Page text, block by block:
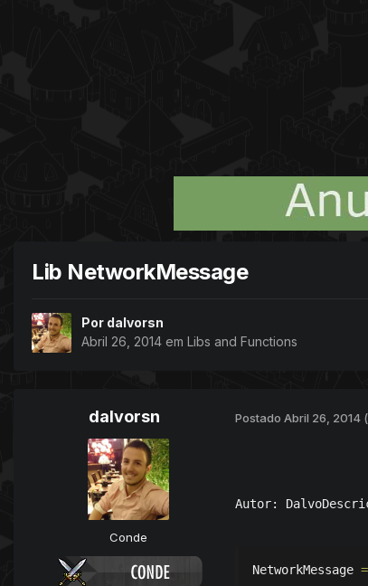
Lib NetworkMessage
Por dalvorsn
Abril 26, 2014 em Libs and Functions
dalvorsn
Conde
Postado Abril 26, 2014
Autor:
NetworkMessage =